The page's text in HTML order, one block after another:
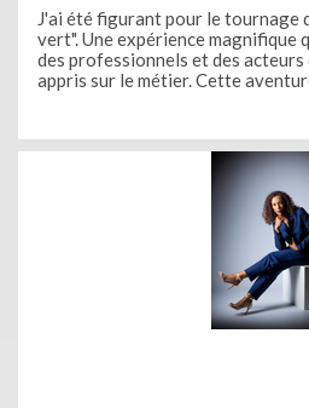
J'ai été figurant pour le tournage
vert". Une expérience magnifique
des professionnels et des acteurs
appris sur le métier. Cette